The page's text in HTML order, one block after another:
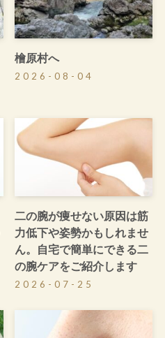
檜原村へ
2026-08-04
二の腕が痩せない原因は筋
力低下や姿勢かもしれませ
ん。自宅で簡単にできる二
の腕ケアをご紹介します
2026-07-25